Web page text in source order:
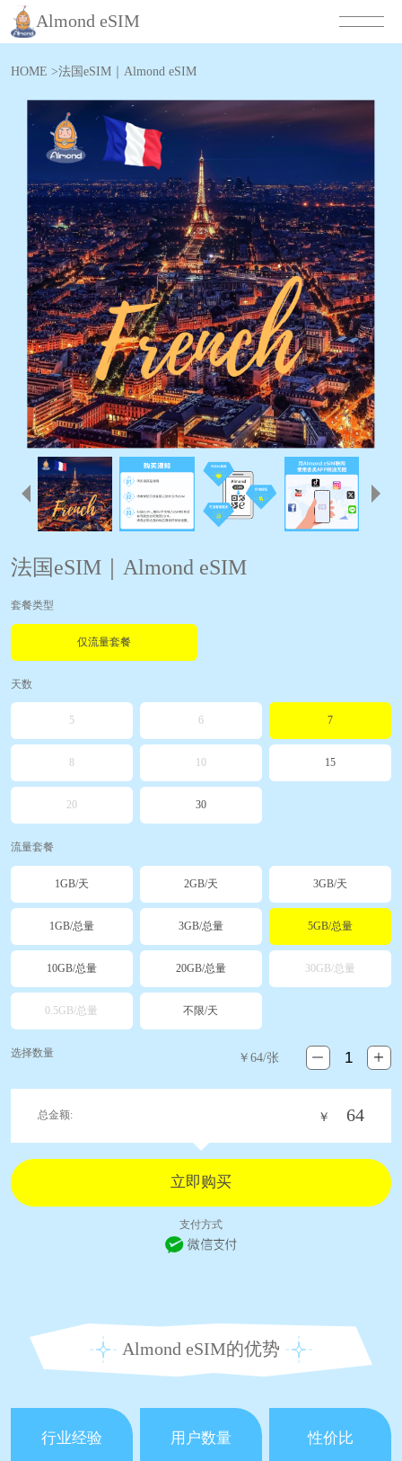
Almond eSIM
HOME >法国eSIM｜Almond eSIM
法国eSIM｜Almond eSIM
套餐类型
仅流量套餐
天数
5 6 7
8 10 15
20 30
流量套餐
1GB/天 2GB/天 3GB/天
1GB/总量 3GB/总量 5GB/总量
10GB/总量 20GB/总量 30GB/总量
0.5GB/总量 不限/天
选择数量 ￥ 64/张
总金额: ￥ 64
支付方式
Almond eSIM的优势
行业经验 用户数量 性价比